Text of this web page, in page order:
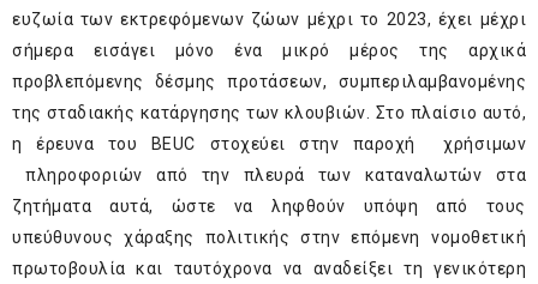
ευζωία των εκτρεφόμενων ζώων μέχρι το 2023, έχει μέχρι
σήμερα εισάγει μόνο ένα μικρό μέρος της αρχικά
προβλεπόμενης δέσμης προτάσεων, συμπεριλαμβανομένης
της σταδιακής κατάργησης των κλουβιών. Στο πλαίσιο αυτό,
η έρευνα του BEUC στοχεύει στην παροχή χρήσιμων
πληροφοριών από την πλευρά των καταναλωτών στα
ζητήματα αυτά, ώστε να ληφθούν υπόψη από τους
υπεύθυνους χάραξης πολιτικής στην επόμενη νομοθετική
πρωτοβουλία και ταυτόχρονα να αναδείξει τη γενικότερη